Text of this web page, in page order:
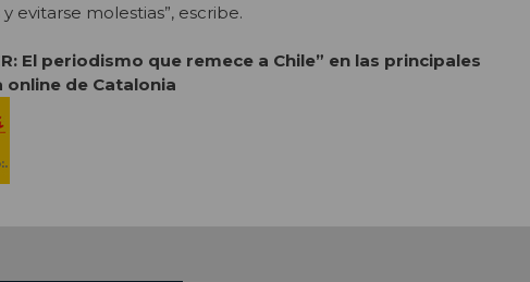
evitarse molestias”, escribe.
El periodismo que remece a Chile” en las principales
online de Catalonia